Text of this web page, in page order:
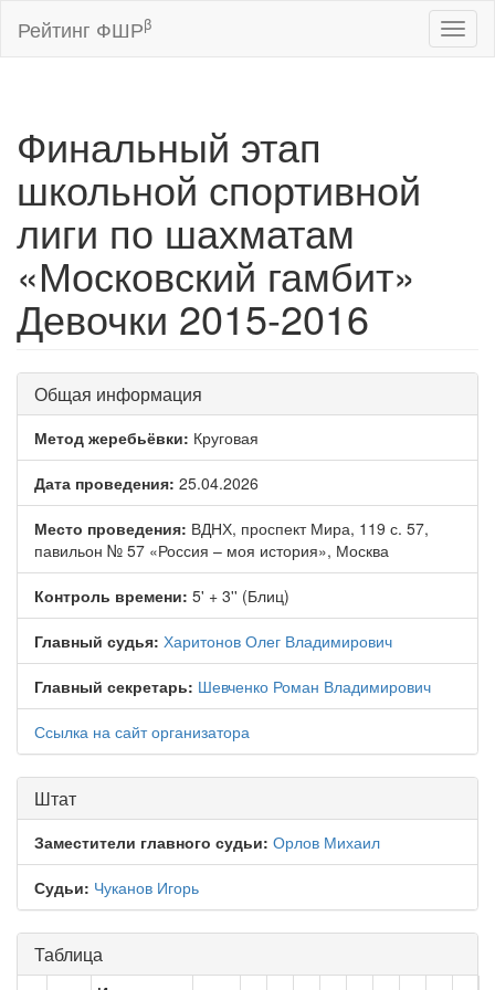
Рейтинг ФШРβ
Финальный этап
школьной спортивной
лиги по шахматам
«Московский гамбит»
Девочки 2015-2016
Общая информация
Метод жеребьёвки: Круговая
Дата проведения: 25.04.2026
Место проведения: ВДНХ, проспект Мира, 119 с. 57,
павильон № 57 «Россия – моя история», Москва
Контроль времени: 5' + 3'' (Блиц)
Главный судья: Харитонов Олег Владимирович
Главный секретарь: Шевченко Роман Владимирович
Ссылка на сайт организатора
Штат
Заместители главного судьи: Орлов Михаил
Судьи: Чуканов Игорь
Таблица